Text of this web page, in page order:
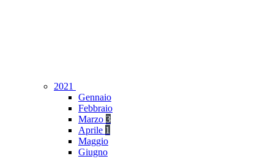
2021
Gennaio
Febbraio
Marzo 3
Aprile 1
Maggio
Giugno